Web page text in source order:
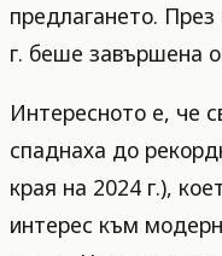
предлагането.
г. беше завършена
Интересното е, че
спаднаха до
края на 2024 г.),
интерес към